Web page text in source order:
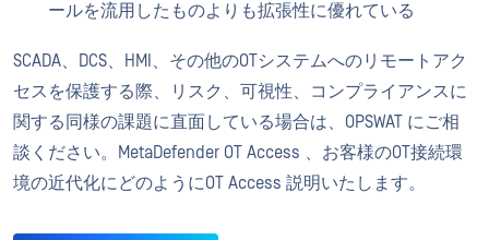
ールを流用したものよりも拡張性に優れている
SCADA、DCS、HMI、その他のOTシステムへのリモートアク
セスを保護する際、リスク、可視性、コンプライアンスに
関する同様の課題に直面している場合は、OPSWAT にご相
談ください。MetaDefender OT Access 、お客様のOT接続環
境の近代化にどのようにOT Access 説明いたします。